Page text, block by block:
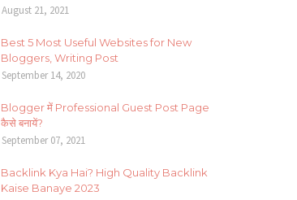
August 21, 2021
Best 5 Most Useful Websites for New
Bloggers, Writing Post
September 14, 2020
Blogger में Professional Guest Post Page
कैसे बनायें?
September 07, 2021
Backlink Kya Hai? High Quality Backlink
Kaise Banaye 2023